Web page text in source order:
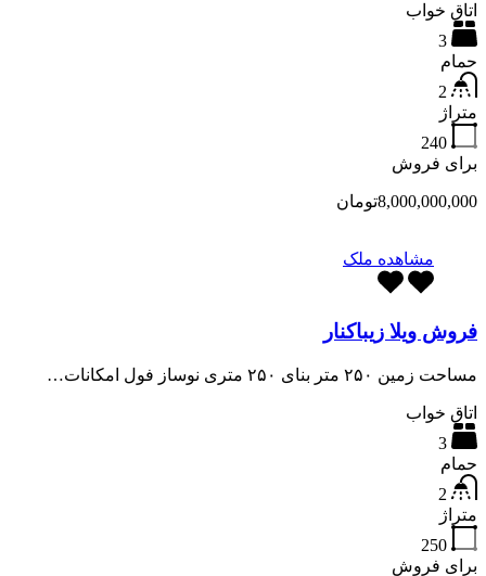
اتاق خواب
3
حمام
2
متراژ
240
برای فروش
8,000,000,000تومان
مشاهده ملک
فروش ویلا زیباکنار
مساحت زمین ۲۵۰ متر بنای ۲۵۰ متری نوساز فول امکانات…
اتاق خواب
3
حمام
2
متراژ
250
برای فروش